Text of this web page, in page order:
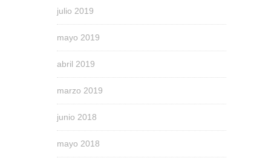
julio 2019
mayo 2019
abril 2019
marzo 2019
junio 2018
mayo 2018